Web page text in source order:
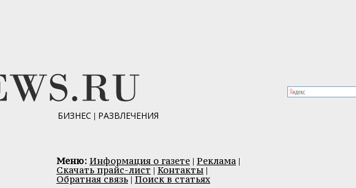
БИЗНЕС | РАЗВЛЕЧЕНИЯ
Меню: Информация о газете | Реклама |
Скачать прайс-лист | Контакты |
Обратная связь | Поиск в статьях